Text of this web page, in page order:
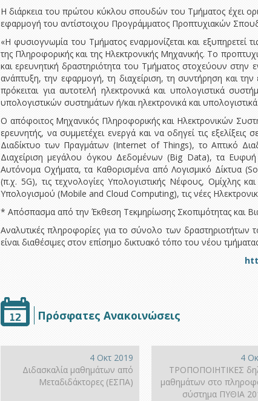
Η διάρκεια του πρώτου κύκλου σπουδών του Τμήματος έχει
εφαρμογή του αντίστοιχου Προγράμματος Προπτυχιακών
«Η φυσιογνωμία του Τμήματος εναρμονίζεται και εξυπηρετεί
της Πληροφορικής και της Ηλεκτρονικής Μηχανικής. Το
και ερευνητική δραστηριότητα του Τμήματος στοχεύουν
ανάπτυξη, την εφαρμογή, τη διαχείριση, τη συντήρηση και
πρόκειται για αυτοτελή ηλεκτρονικά και υπολογιστικά
υπολογιστικών συστημάτων ή/και ηλεκτρονικά και
Ο απόφοιτος Μηχανικός Πληροφορικής και Ηλεκτρονικών
ερευνητής, να συμμετέχει ενεργά και να οδηγεί τις
Διαδίκτυο των Πραγμάτων (Internet of Things), το Απτικό
Διαχείριση μεγάλου όγκου Δεδομένων (Big Data), τα Ευφυή
Αυτόνομα Οχήματα, τα Καθορισμένα από Λογισμικό Δίκτυα
(π.χ. 5G), τις τεχνολογίες Υπολογιστικής Νέφους, Ομίχλης
Υπολογισμού (Mobile and Cloud Computing), τις νέες
* Απόσπασμα από την Έκθεση Τεκμηρίωσης Σκοπιμότητας και
Αναλυτικές πληροφορίες για το σύνολο των
είναι διαθέσιμες στον επίσημο δικτυακό τόπο του νέου
Πρόσφατες Ανακοινώσεις
4 Οκτ 2019
Διδασκαλία μαθημάτων από
Μεταδιδάκτορες (ΕΣΠΑ)
4
ΤΡΟΠΟΠΟΙΗΤΙΚΕΣ
μαθημάτων στο
σύστημα ΠΥΘΙΑ